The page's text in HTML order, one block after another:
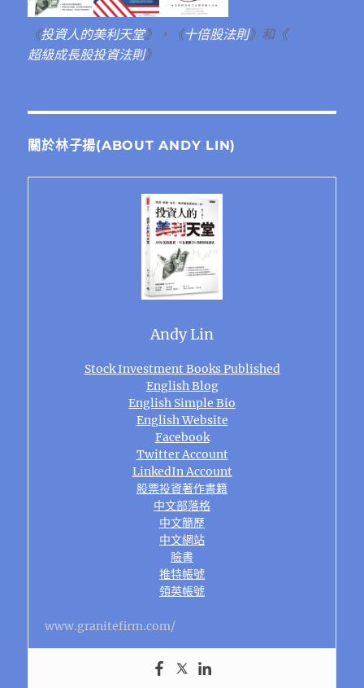
《投資人的美利天堂》，《十倍股法則》和《
超級成長股投資法則》
關於林子揚(ABOUT ANDY LIN)
Andy Lin
Stock Investment Books Published
English Blog
English Simple Bio
English Website
Facebook
Twitter Account
LinkedIn Account
股票投資著作書籍
中文部落格
中文簡歷
中文網站
臉書
推特帳號
領英帳號
www.granitefirm.com/